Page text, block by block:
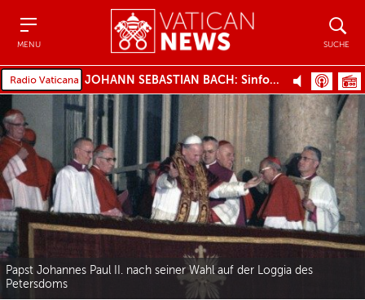
MENU SUCHE
JOHANN SEBASTIAN BACH: Sinfonia dall'Oratorio di Natale, BWV 248
Papst Johannes Paul II. nach seiner Wahl auf der Loggia des
Petersdoms